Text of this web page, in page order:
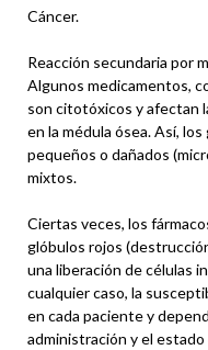
Cáncer.
Reacción secundaria por
Algunos medicamentos,
son citotóxicos y afectan
en la médula ósea. Así,
pequeños o dañados
mixtos.
Ciertas veces, los
glóbulos rojos
una liberación de células
cualquier caso, la
en cada paciente y
administración y el